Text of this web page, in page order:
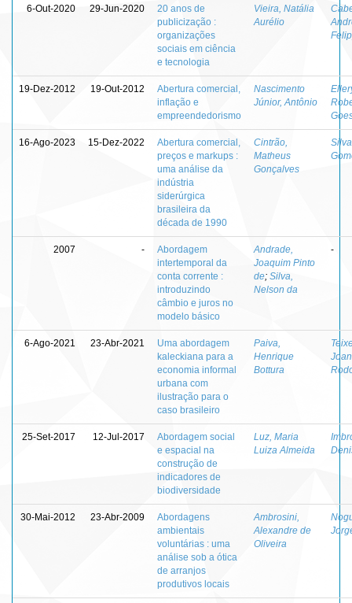
6-Out-2020 29-Jun-2020
20 anos de
publicização :
organizações
sociais em ciência
e tecnologia
Vieira, Natália
Aurélio
19-Dez-2012 19-Out-2012
Abertura comercial,
inflação e
empreendedorismo
Nascimento
Júnior, Antônio
16-Ago-2023 15-Dez-2022
Abertura comercial,
preços e markups :
uma análise da
indústria
siderúrgica
brasileira da
década de 1990
Cintrão,
Matheus
Gonçalves
2007 -
Abordagem
intertemporal da
conta corrente :
introduzindo
câmbio e juros no
modelo básico
Andrade,
Joaquim Pinto
de; Silva,
Nelson da
-
6-Ago-2021 23-Abr-2021
Uma abordagem
kaleckiana para a
economia informal
urbana com
ilustração para o
caso brasileiro
Paiva,
Henrique
Bottura
25-Set-2017 12-Jul-2017
Abordagem social
e espacial na
construção de
indicadores de
biodiversidade
Luz, Maria
Luiza Almeida
30-Mai-2012 23-Abr-2009
Abordagens
ambientais
voluntárias : uma
análise sob a ótica
de arranjos
produtivos locais
Ambrosini,
Alexandre de
Oliveira